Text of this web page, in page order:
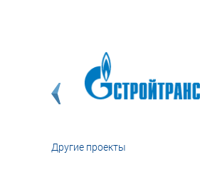
Другие проекты